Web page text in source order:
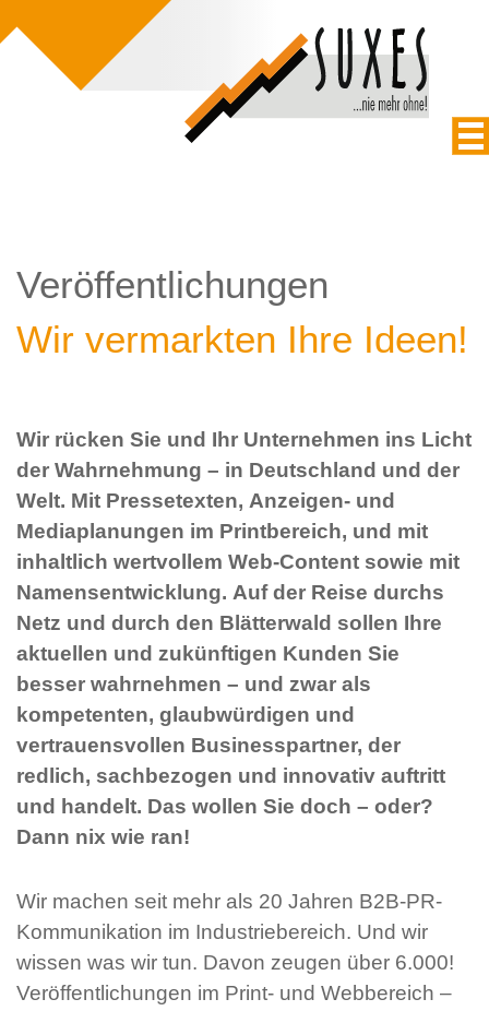
Veröffentlichungen
Wir vermarkten Ihre Ideen!
Wir rücken Sie und Ihr Unternehmen ins Licht
der Wahrnehmung – in Deutschland und der
Welt. Mit Pressetexten, Anzeigen- und
Mediaplanungen im Printbereich, und mit
inhaltlich wertvollem Web-Content sowie mit
Namensentwicklung. Auf der Reise durchs
Netz und durch den Blätterwald sollen Ihre
aktuellen und zukünftigen Kunden Sie
besser wahrnehmen – und zwar als
kompetenten, glaubwürdigen und
vertrauensvollen Businesspartner, der
redlich, sachbezogen und innovativ auftritt
und handelt. Das wollen Sie doch – oder?
Dann nix wie ran!
Wir machen seit mehr als 20 Jahren B2B-PR-
Kommunikation im Industriebereich. Und wir
wissen was wir tun. Davon zeugen über 6.000!
Veröffentlichungen im Print- und Webbereich –